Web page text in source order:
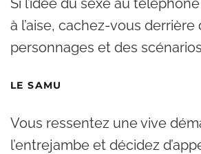
Si l’idée du sexe au
à l’aise, cachez-vous derrière
personnages et des
LE SAMU
Vous ressentez une vive
l’entrejambe et décidez